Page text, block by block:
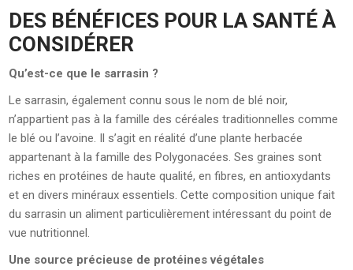
DES BÉNÉFICES POUR LA SANTÉ À
CONSIDÉRER
Qu’est-ce que le sarrasin ?
Le sarrasin, également connu sous le nom de blé noir,
n’appartient pas à la famille des céréales traditionnelles comme
le blé ou l’avoine. Il s’agit en réalité d’une plante herbacée
appartenant à la famille des Polygonacées. Ses graines sont
riches en protéines de haute qualité, en fibres, en antioxydants
et en divers minéraux essentiels. Cette composition unique fait
du sarrasin un aliment particulièrement intéressant du point de
vue nutritionnel.
Une source précieuse de protéines végétales